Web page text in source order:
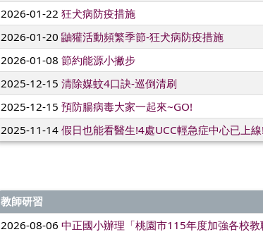
2026-01-22狂犬病防疫措施
2026-01-20鼬獾活動頻繁季節-狂犬病防疫措施
2026-01-08節約能源小撇步
2025-12-15清除媒蚊4口訣-巡倒清刷
2025-12-15預防腸病毒大家一起來~GO!
2025-11-14假日也能看醫生!4處UCC輕急症中心已上線!
教師研習
2026-08-06中正國小辦理「桃園市115年度加強各校